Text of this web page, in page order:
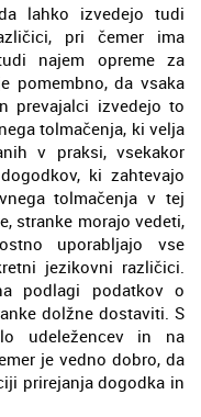
lahko izvedejo tudi
pri čemer ima
najem opreme za
pomembno, da vsaka
prevajalci izvedejo to
tolmačenja, ki velja
v praksi, vsekakor
ki zahtevajo
tolmačenja v tej
stranke morajo vedeti,
uporabljajo vse
jezikovni različici.
podlagi podatkov o
dolžne dostaviti. S
udeležencev in na
je vedno dobro, da
prirejanja dogodka in